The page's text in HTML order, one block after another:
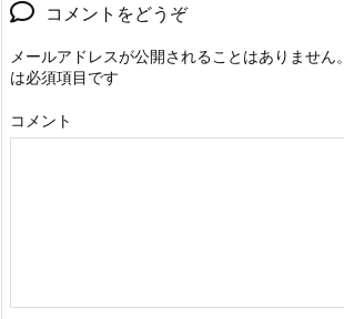
コメントをどうぞ
メールアドレスが公開されることはありません。
は必須項目です
コメント